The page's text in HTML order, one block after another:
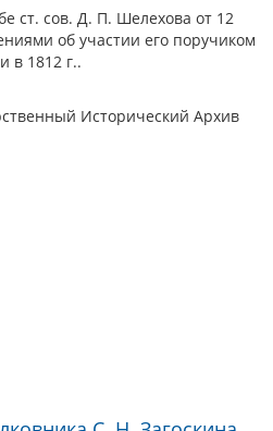
ст. сов. Д. П. Шелехова от 12
об участии его поручиком
в 1812 г..
Исторический Архив